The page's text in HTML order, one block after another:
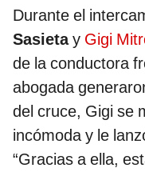
Durante el
Sasietay Gigi
de la conductora
abogada
del cruce, Gigi se
incómoda y le
“Gracias a ella,